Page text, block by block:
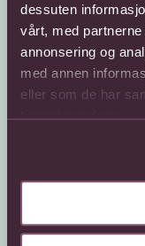
dessuten
vårt, med
annonsering og
med annen
eller som de har
tjenestene deres.
Kundeservice
66 85 75 50
Mandag - fredag